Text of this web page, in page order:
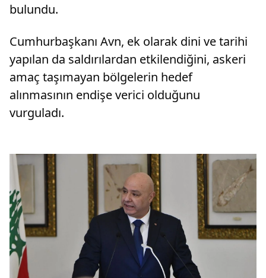
bulundu.
Cumhurbaşkanı Avn, ek olarak dini ve tarihi
yapılan da saldırılardan etkilendiğini, askeri
amaç taşımayan bölgelerin hedef
alınmasının endişe verici olduğunu
vurguladı.